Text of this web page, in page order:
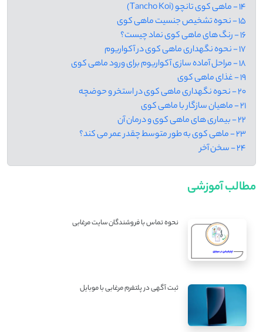
14 - ماهی کوی تانچو (Tancho Koi)
15 - نحوه تشخیص جنسیت ماهی کوی
16 - رنگ های ماهی کوی نماد چیست؟
17 - نحوه نگهداری ماهی کوی در آکواریوم
18 - مراحل آماده سازی آکواریوم برای ورود ماهی کوی
19 - غذای ماهی کوی
20 - نحوه نگهداری ماهی کوی در استخر و حوضچه
21 - ماهیان سازگار با ماهی کوی
22 - بیماری های ماهی کوی و درمان آن
23 - ماهی کوی به طور متوسط چقدر عمر می کند؟
24 - سخن آخر
مطالب آموزشی
نحوه تماس با فروشندگان سایت مرغابی
ثبت آگهی در پلتفرم مرغابی با موبایل